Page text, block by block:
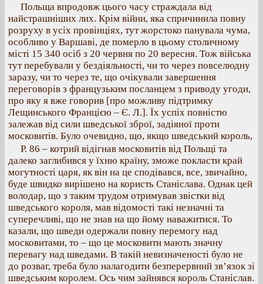
Польща впродовж цього часу страждала від
найстрашніших лих. Крім війни, яка спричинила повну
розруху в усіх провінціях, тут жорстоко панувала чума,
особливо у Варшаві, де померло в цьому столичному
місті 15 340 осіб з 20 червня по 20 вересня. Тож війська
тут перебували у бездіяльності, чи то через повселюдну
заразу, чи то через те, що очікували завершення
переговорів з французьким посланцем з приводу угоди,
про яку я вже говорив [про можливу підтримку
Лещинського Францією – Є. Л.]. Їх успіх повністю
залежав від сили шведської зброї, задіяної проти
московитів. Було очевидно, що, якщо шведський король,
Р. 86 – котрий відігнав московитів від Польщі та
далеко заглибився у їхню країну, зможе покласти край
могутності царя, як він на це сподівався, все, звичайно,
буде швидко вирішено на користь Станіслава. Однак цей
володар, що з таким трудом отримував звістки від
шведського короля, мав відомості такі незначні та
суперечливі, що не знав на що йому наважитися. То
казали, що шведи одержали повну перемогу над
московитами, то – що це московити мають значну
перевагу над шведами. В такій невизначеності було не
до розваг, треба було налагодити безперервний зв’язок зі
шведським королем. Ось чим зайнявся король Станіслав.